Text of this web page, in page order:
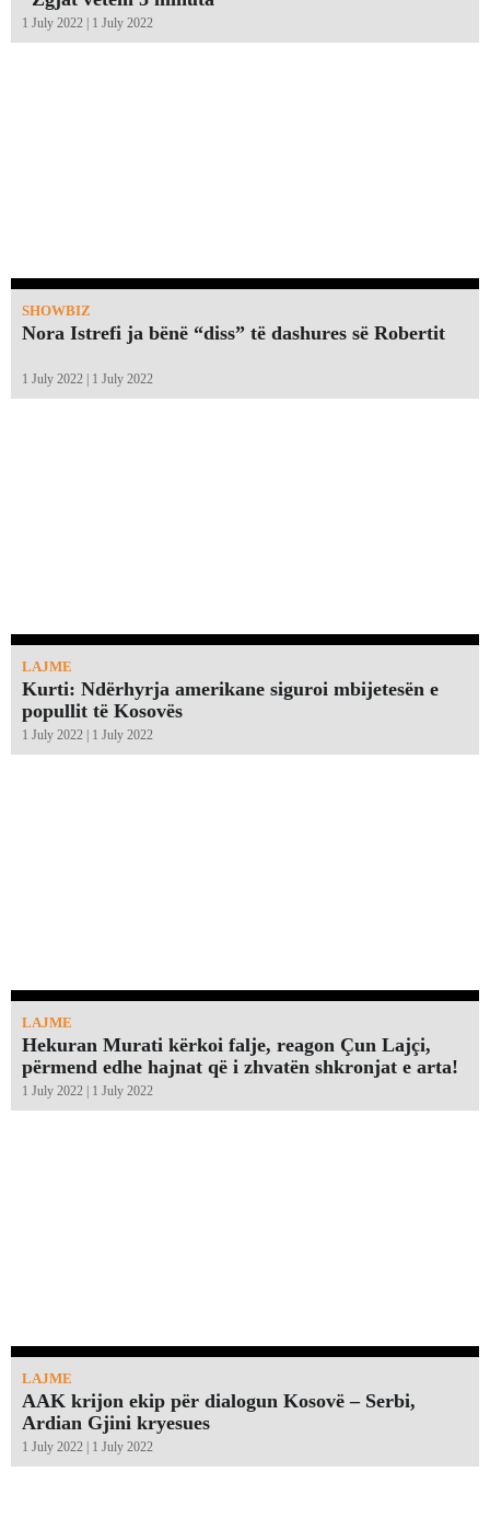
1 July 2022 | 1 July 2022
SHOWBIZ
Nora Istrefi ja bënë “diss” të dashures së Robertit
1 July 2022 | 1 July 2022
LAJME
Kurti: Ndërhyrja amerikane siguroi mbijetesën e
popullit të Kosovës
1 July 2022 | 1 July 2022
LAJME
Hekuran Murati kërkoi falje, reagon Çun Lajçi,
përmend edhe hajnat që i zhvatën shkronjat e arta!￼
1 July 2022 | 1 July 2022
LAJME
AAK krijon ekip për dialogun Kosovë – Serbi,
Ardian Gjini kryesues
1 July 2022 | 1 July 2022